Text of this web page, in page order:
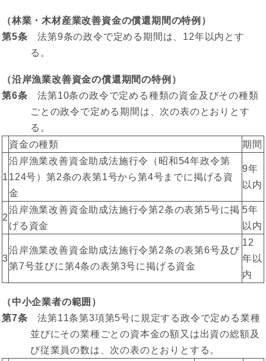
（林業・木材産業改善資金の償還期間の特例）
第5条 法第9条の政令で定める期間は、12年以内とす
る。
（沿岸漁業改善資金の償還期間の特例）
第6条 法第10条の政令で定める種類の資金及びその種類
ごとの政令で定める期間は、次の表のとおりとす
る。
資金の種類
期間
1
沿岸漁業改善資金助成法施行令（昭和54年政令第
124号）第2条の表第1号から第4号までに掲げる資
金
9年
以内
2
沿岸漁業改善資金助成法施行令第2条の表第5号に掲
げる資金
5年
以内
3
沿岸漁業改善資金助成法施行令第2条の表第6号及び
第7号並びに第4条の表第3号に掲げる資金
12
年以
内
（中小企業者の範囲）
第7条 法第11条第3項第5号に規定する政令で定める業種
並びにその業種ごとの資本金の額又は出資の総額及
び従業員の数は、次の表のとおりとする。